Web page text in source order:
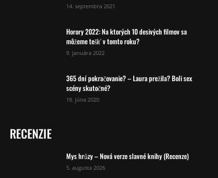
14. septembra 2021
Horory 2022: Na ktorých 10 desivých filmov sa
môžeme tešiť v tomto roku?
9. januára 2022
365 dní pokračovanie? – Laura prežila? Boli sex
scény skutočné?
18. júna 2020
RECENZIE
Mys hrůzy – Nová verze slavné knihy (Recenze)
5. augusta 2026